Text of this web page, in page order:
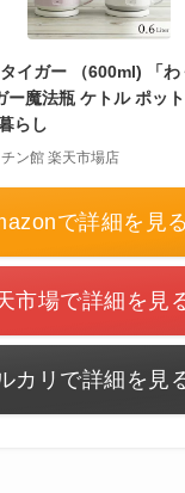
イガー （600ml) 「わ
ー魔法瓶 ケトル ポッ
らし
ン館 楽天市場店
で詳細を見
市場で詳細を見
カリで詳細を見